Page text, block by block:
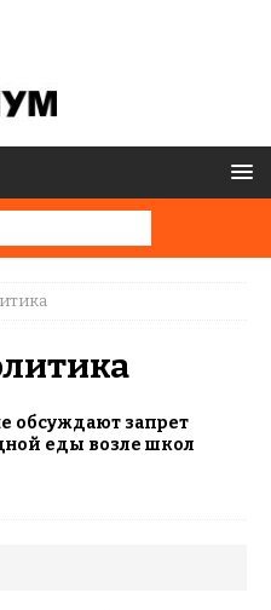
обсуждают запрет
еды возле школ